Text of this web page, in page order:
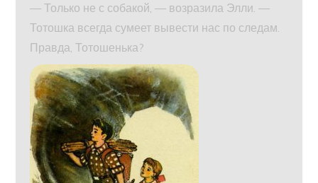
— Только не с собакой, — возразила Элли. —
Тотошка всегда сумеет вывести нас по следам.
Правда, Тотошенька?